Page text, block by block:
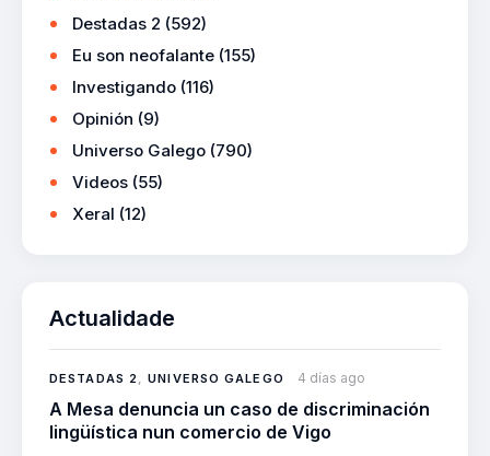
Destadas 2 (592)
Eu son neofalante (155)
Investigando (116)
Opinión (9)
Universo Galego (790)
Videos (55)
Xeral (12)
Actualidade
DESTADAS 2,UNIVERSO GALEGO 4 días ago
A Mesa denuncia un caso de discriminación
lingüística nun comercio de Vigo